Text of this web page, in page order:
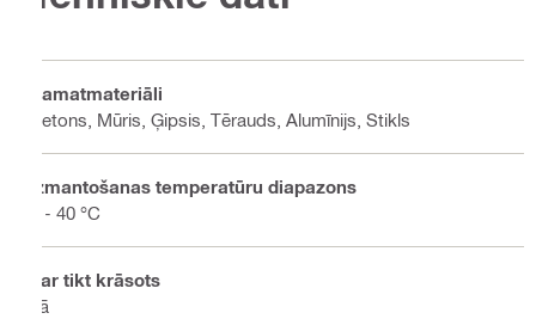
Pamatmateriāli
Betons, Mūris, Ģipsis, Tērauds, Alumīnijs, Stikls
Izmantošanas temperatūru diapazons
4 - 40 °C
Var tikt krāsots
Jā